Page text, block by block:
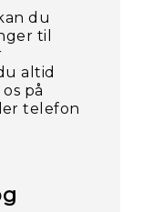
du
til
altid
på
telefon